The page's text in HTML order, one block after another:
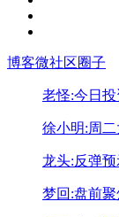
博客微社区圈子
老怪:今日
徐小明:周
龙头:反弹
梦回:盘前